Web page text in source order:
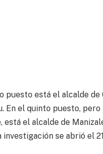
puesto está el alcalde de
En el quinto puesto, pero
está el alcalde de
investigación se abrió el